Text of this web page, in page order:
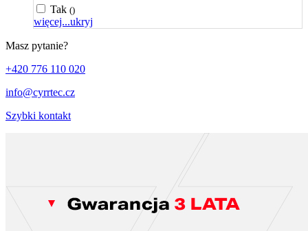
Tak ()
więcej...ukryj
Masz pytanie?
+420 776 110 020
info@cyrrtec.cz
Szybki kontakt